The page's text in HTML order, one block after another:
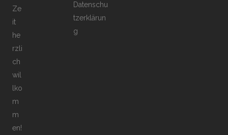
Ze
it
he
rzli
ch
wil
lko
m
m
en!
Datenschu
tzerklärun
g